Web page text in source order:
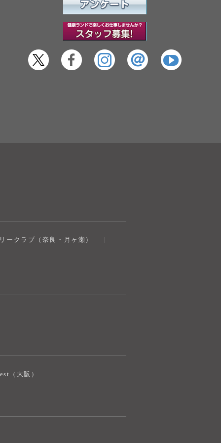
ークラブ（奈良・月ヶ瀬）
（大阪）
奈良健康ランド
AIコンシェルジュ